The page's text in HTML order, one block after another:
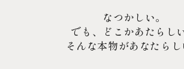
なつかしい。
でも、どこかあたらしい
そんな本物があなたらし